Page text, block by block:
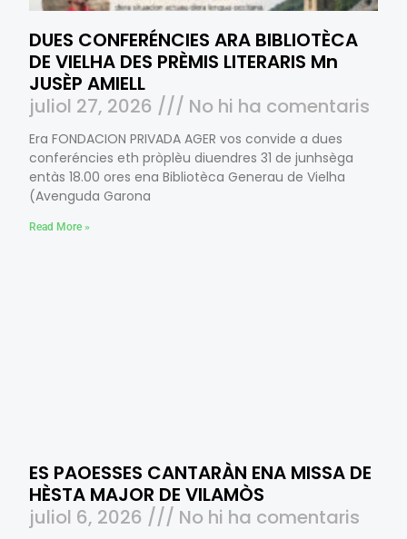
DUES CONFERÉNCIES ARA BIBLIOTÈCA
DE VIELHA DES PRÈMIS LITERARIS Mn
JUSÈP AMIELL
juliol 27, 2026
No hi ha comentaris
Era FONDACION PRIVADA AGER vos convide a dues
conferéncies eth pròplèu diuendres 31 de junhsèga
entàs 18.00 ores ena Bibliotèca Generau de Vielha
(Avenguda Garona
Read More »
ES PAOESSES CANTARÀN ENA MISSA DE
HÈSTA MAJOR DE VILAMÒS
juliol 6, 2026
No hi ha comentaris